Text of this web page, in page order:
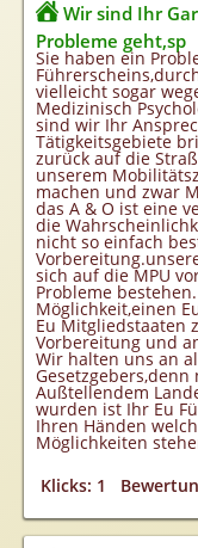
Wir sind Ihr
Probleme geht,sp
Sie haben ein
vielleicht sogar
Medizinisch
sind wir Ihr
Tätigkeitsgebiete
zurück auf die
unserem
machen und zwar
das A & O ist eine
die
nicht so einfach
sich auf die MPU
Probleme
Möglichkeit,einen
Eu Mitgliedstaaten
Vorbereitung und
Wir halten uns an
Gesetzgebers,denn
Außtellendem
wurden ist Ihr Eu
Ihren Händen
Möglichkeiten
Klicks: 1